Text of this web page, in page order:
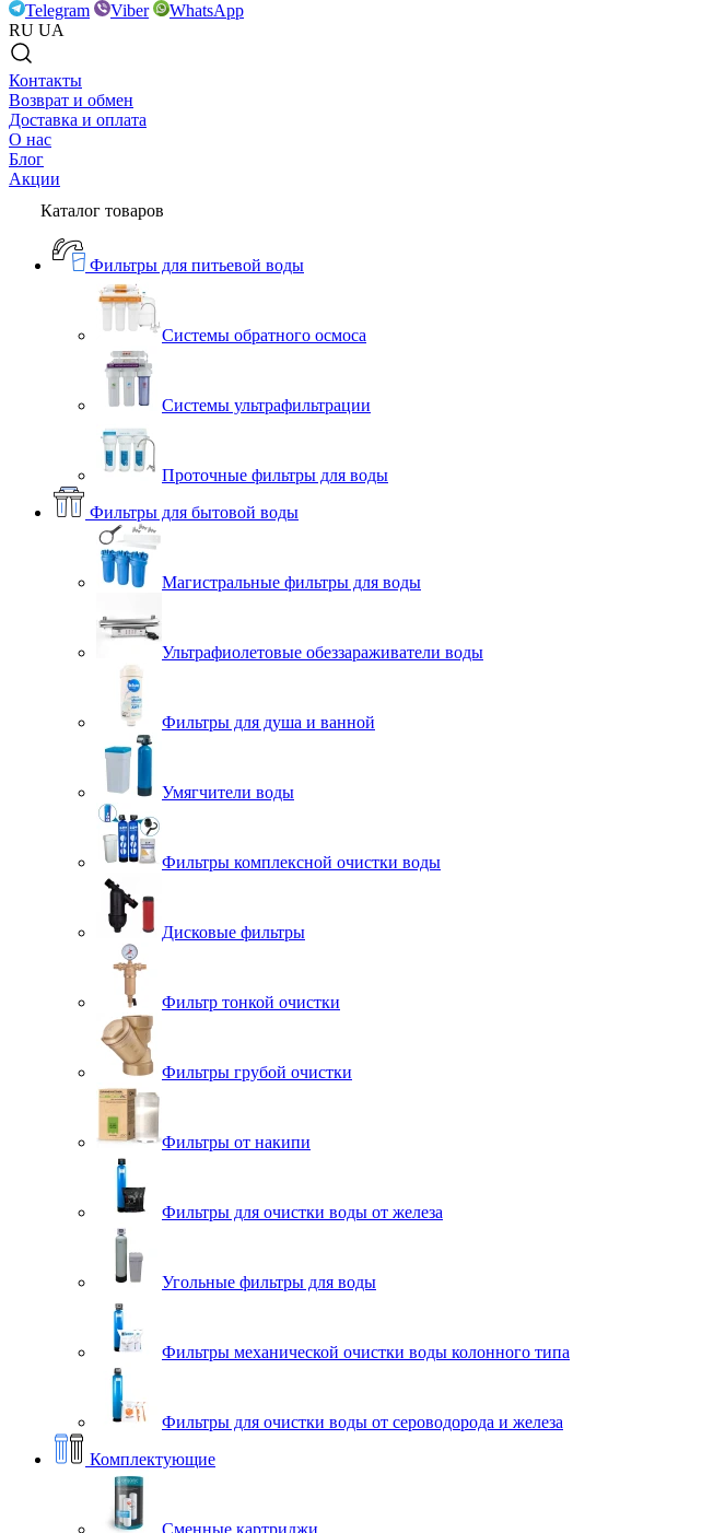
Telegram
Viber
WhatsApp
RU UA
Контакты
Возврат и обмен
Доставка и оплата
О нас
Блог
Акции
Каталог товаров
Фильтры для питьевой воды
Системы обратного осмоса
Системы ультрафильтрации
Проточные фильтры для воды
Фильтры для бытовой воды
Магистральные фильтры для воды
Ультрафиолетовые обеззараживатели воды
Фильтры для душа и ванной
Умягчители воды
Фильтры комплексной очистки воды
Дисковые фильтры
Фильтр тонкой очистки
Фильтры грубой очистки
Фильтры от накипи
Фильтры для очистки воды от железа
Угольные фильтры для воды
Фильтры механической очистки воды колонного типа
Фильтры для очистки воды от сероводорода и железа
Комплектующие
Сменные картриджи